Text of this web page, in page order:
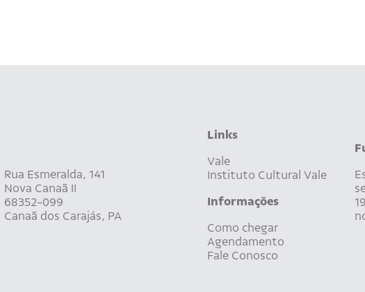
Rua Esmeralda, 141
Nova Canaã II
68352-099
Canaã dos Carajás, PA
Links
Vale
Instituto Cultural Vale
Informações
Como chegar
Agendamento
Fale Conosco